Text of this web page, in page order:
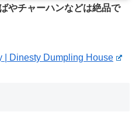
やチャーハンなどは絶品で
| Dinesty Dumpling House